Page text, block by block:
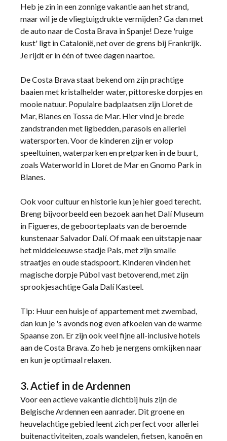
Heb je zin in een zonnige vakantie aan het strand,
maar wil je de vliegtuigdrukte vermijden? Ga dan met
de auto naar de Costa Brava in Spanje! Deze 'ruige
kust' ligt in Catalonië, net over de grens bij Frankrijk.
Je rijdt er in één of twee dagen naartoe.
De Costa Brava staat bekend om zijn prachtige
baaien met kristalhelder water, pittoreske dorpjes en
mooie natuur. Populaire badplaatsen zijn Lloret de
Mar, Blanes en Tossa de Mar. Hier vind je brede
zandstranden met ligbedden, parasols en allerlei
watersporten. Voor de kinderen zijn er volop
speeltuinen, waterparken en pretparken in de buurt,
zoals Waterworld in Lloret de Mar en Gnomo Park in
Blanes.
Ook voor cultuur en historie kun je hier goed terecht.
Breng bijvoorbeeld een bezoek aan het Dalí Museum
in Figueres, de geboorteplaats van de beroemde
kunstenaar Salvador Dalí. Of maak een uitstapje naar
het middeleeuwse stadje Pals, met zijn smalle
straatjes en oude stadspoort. Kinderen vinden het
magische dorpje Púbol vast betoverend, met zijn
sprookjesachtige Gala Dalí Kasteel.
Tip: Huur een huisje of appartement met zwembad,
dan kun je 's avonds nog even afkoelen van de warme
Spaanse zon. Er zijn ook veel fijne all-inclusive hotels
aan de Costa Brava. Zo heb je nergens omkijken naar
en kun je optimaal relaxen.
3. Actief in de Ardennen
Voor een actieve vakantie dichtbij huis zijn de
Belgische Ardennen een aanrader. Dit groene en
heuvelachtige gebied leent zich perfect voor allerlei
buitenactiviteiten, zoals wandelen, fietsen, kanoën en